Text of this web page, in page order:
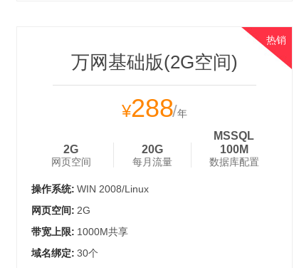
热销
万网基础版(2G空间)
¥288/年
2G
网页空间
20G
每月流量
MSSQL
100M
数据库配置
操作系统: WIN 2008/Linux
网页空间: 2G
带宽上限: 1000M共享
域名绑定: 30个